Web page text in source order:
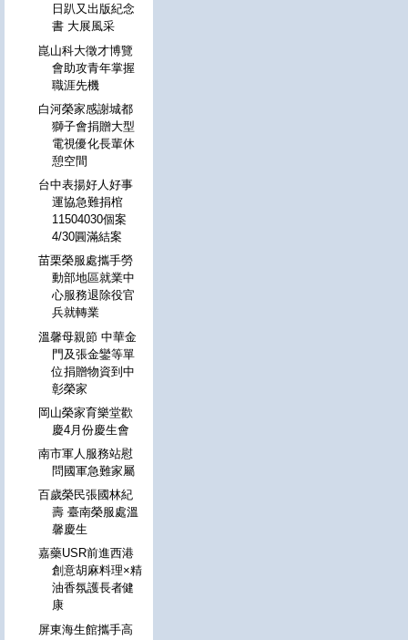
日趴又出版紀念
書 大展風采
崑山科大徵才博覽
會助攻青年掌握
職涯先機
白河榮家感謝城都
獅子會捐贈大型
電視優化長輩休
憩空間
台中表揚好人好事
運協急難捐棺
11504030個案
4/30圓滿結案
苗栗榮服處攜手勞
動部地區就業中
心服務退除役官
兵就轉業
溫馨母親節 中華金
門及張金鑾等單
位捐贈物資到中
彰榮家
岡山榮家育樂堂歡
慶4月份慶生會
南市軍人服務站慰
問國軍急難家屬
百歲榮民張國林紀
壽 臺南榮服處溫
馨慶生
嘉藥USR前進西港
創意胡麻料理×精
油香氛護長者健
康
屏東海生館攜手高